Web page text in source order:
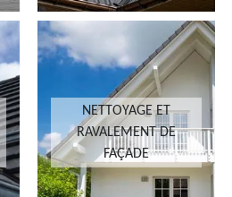
NETTOYAGE ET
RAVALEMENT DE
FAÇADE